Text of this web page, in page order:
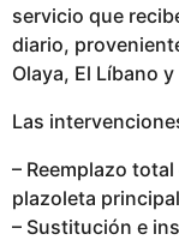
i
c
a
o
servicio que
diario,
Olaya, El Líbano
Las
– Reemplazo
plazoleta
– Sustitución e